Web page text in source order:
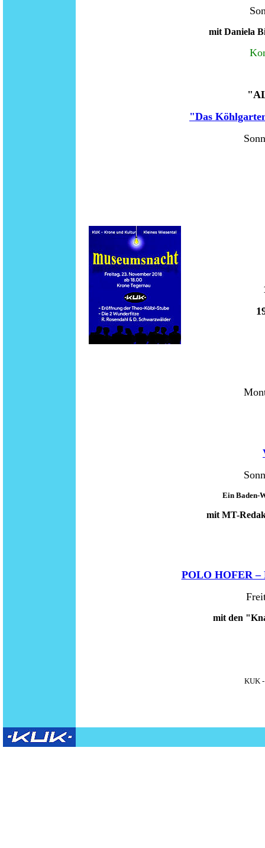
mit Daniela
"Das
Ein Baden-
mit MT-
POLO HOFER
mit den
KUK